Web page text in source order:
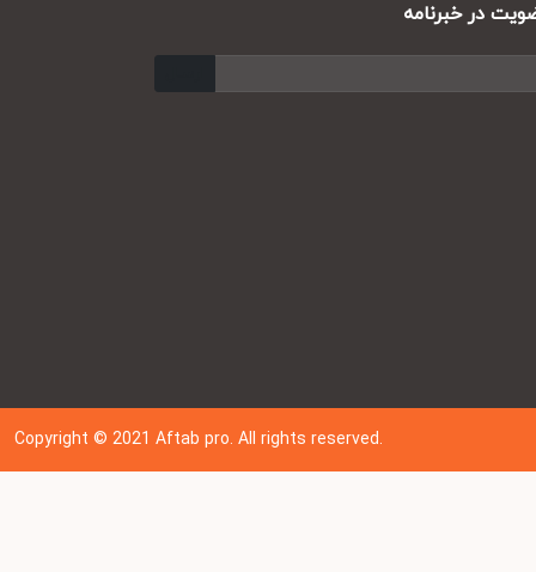
در خبرنامه
Copyright © 202 1Aftab pro. All rights reserved.